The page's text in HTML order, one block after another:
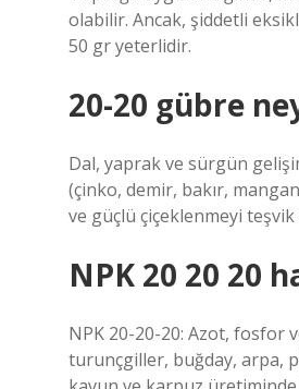
olabilir. Ancak, şiddetli
50 gr yeterlidir.
20-20 gübre
Dal, yaprak ve sürgün
(çinko, demir, bakır,
ve güçlü çiçeklenmeyi
NPK 20 20 20
NPK 20-20-20: Azot, fosfor
turunçgiller, buğday, arpa,